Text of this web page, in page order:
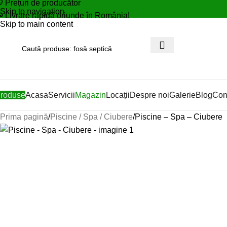
Skip to navigation
Skip to main content
Prețuri de producător
Livrare rapidă oriunde în România!
AcasaServiciiMagazin LocațiiDespre noiGalerieBlog
Prima pagină Piscine / Spa / Ciubere Piscine – Spa – Ciubere